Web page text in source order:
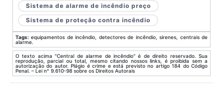
Sistema de alarme de incêndio preço
Sistema de proteção contra incêndio
Tags: equipamentos de incêndio, detectores de incêndio, sirenes, centrais de
alarme.
O texto acima "Central de alarme de incêndio" é de direito reservado. Sua
reprodução, parcial ou total, mesmo citando nossos links, é proibida sem a
autorização do autor. Plágio é crime e está previsto no artigo 184 do Código
Penal. – Lei n° 9.610-98 sobre os Direitos Autorais